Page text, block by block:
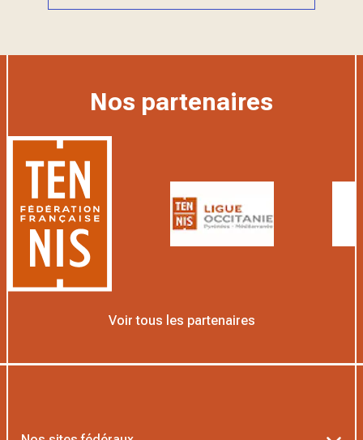
Nos partenaires
Voir tous les partenaires